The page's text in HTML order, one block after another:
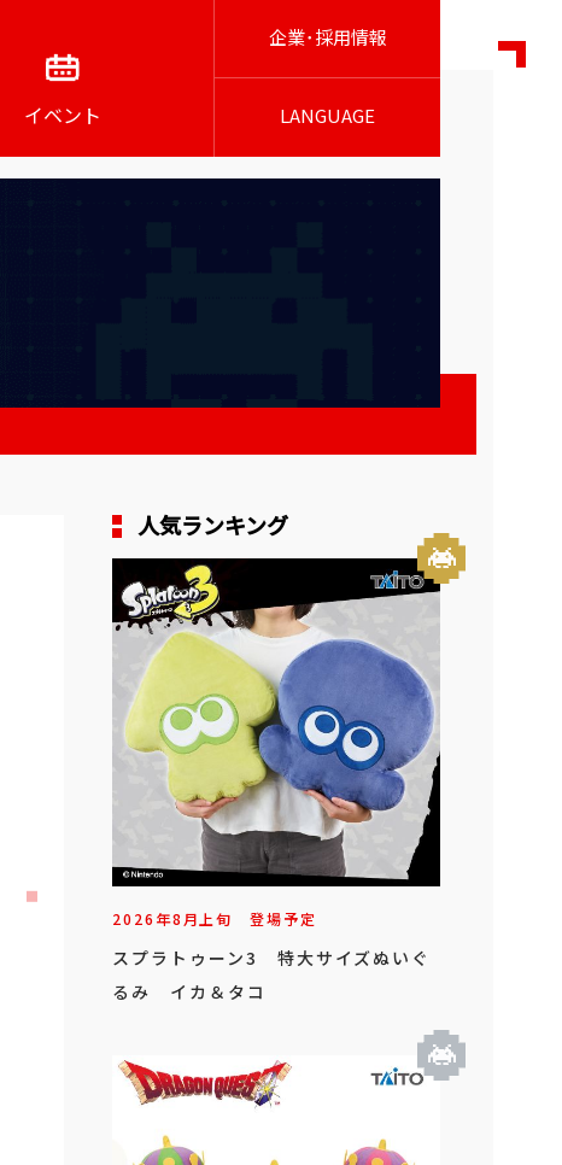
イベント
企業･採用情報
LANGUAGE
人気ランキング
2026年8月上旬 登場予定
スプラトゥーン3 特大サイズぬいぐ
るみ イカ＆タコ